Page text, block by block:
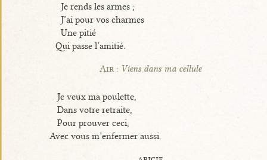
Je rends les armes ;
J’ai pour vos charmes
Une pitié
Qui passe l’amitié.
Air : Viens dans ma cellule
Je veux ma poulette,
Dans votre retraite,
Pour prouver ceci,
Avec vous m’enfermer aussi.